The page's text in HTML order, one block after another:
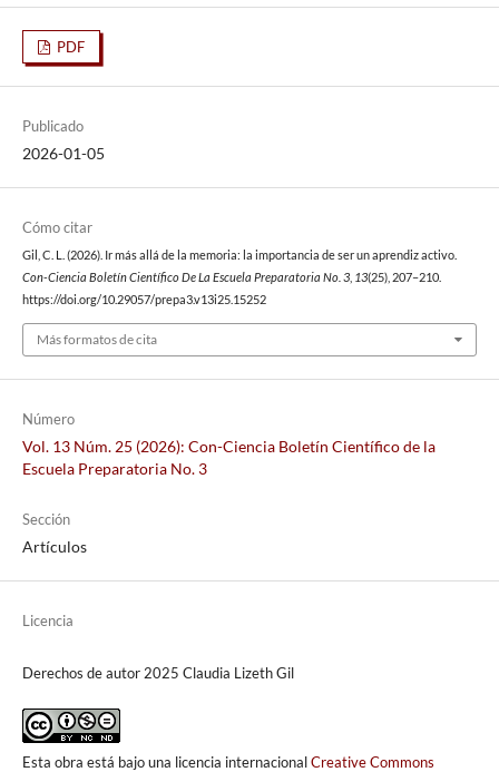
PDF
Publicado
2026-01-05
Cómo citar
Gil, C. L. (2026). Ir más allá de la memoria: la importancia de ser un aprendiz activo.
Con-Ciencia Boletín Científico De La Escuela Preparatoria No. 3, 13(25), 207–210.
https://doi.org/10.29057/prepa3.v13i25.15252
Más formatos de cita
Número
Vol. 13 Núm. 25 (2026): Con-Ciencia Boletín Científico de la
Escuela Preparatoria No. 3
Sección
Artículos
Licencia
Derechos de autor 2025 Claudia Lizeth Gil
Esta obra está bajo una licencia internacionalCreative Commons